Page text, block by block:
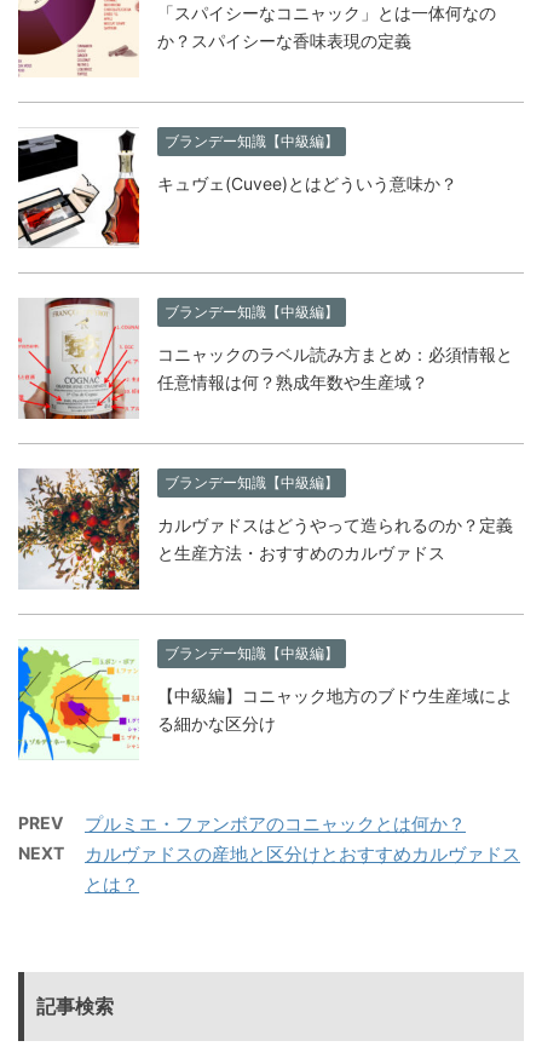
「スパイシーなコニャック」とは一体何なの
か？スパイシーな香味表現の定義
ブランデー知識【中級編】
キュヴェ(Cuvee)とはどういう意味か？
ブランデー知識【中級編】
コニャックのラベル読み方まとめ：必須情報と
任意情報は何？熟成年数や生産域？
ブランデー知識【中級編】
カルヴァドスはどうやって造られるのか？定義
と生産方法・おすすめのカルヴァドス
ブランデー知識【中級編】
【中級編】コニャック地方のブドウ生産域によ
る細かな区分け
PREV プルミエ・ファンボアのコニャックとは何か？
NEXT
カルヴァドスの産地と区分けとおすすめカルヴァドス
とは？
記事検索